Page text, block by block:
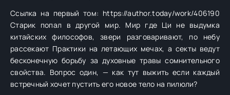
Ссылка на первый том: https://author.today/work/406190
Старик попал в другой мир. Мир где Ци не выдумка
китайских философов, звери разговаривают, по небу
рассекают Практики на летающих мечах, а секты ведут
бесконечную борьбу за духовные травы сомнительного
свойства. Вопрос один, — как тут выжить если каждый
встречный хочет пустить его новое тело на пилюли?